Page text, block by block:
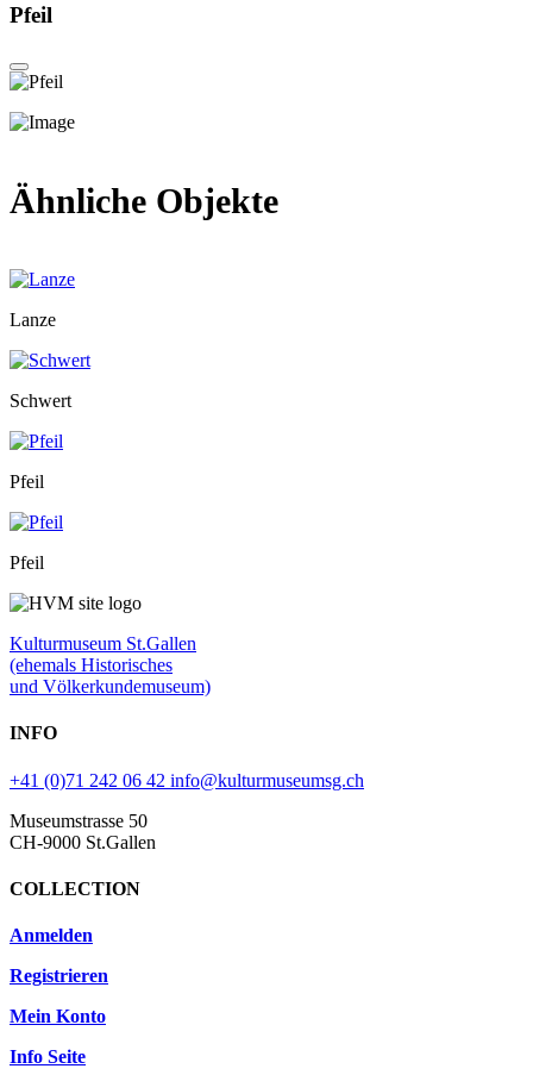
Pfeil
Ähnliche Objekte
Lanze
Schwert
Pfeil
Pfeil
Kulturmuseum St.Gallen
(ehemals Historisches
und Völkerkundemuseum)
INFO
+41 (0)71 242 06 42 info@kulturmuseumsg.ch
Museumstrasse 50
CH-9000 St.Gallen
COLLECTION
Anmelden
Registrieren
Mein Konto
Info Seite